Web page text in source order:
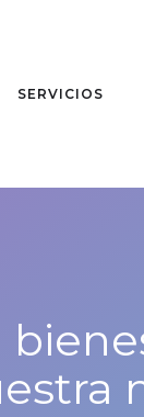
SERVICIOS